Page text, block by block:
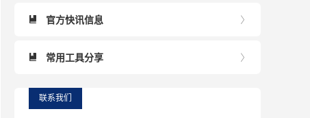

 官方快讯信息

 常用工具分享
联系我们